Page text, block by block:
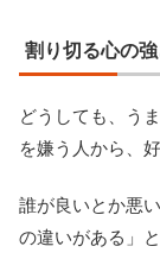
割り切る心の
どうしても、う
を嫌う人から、
誰が良いとか悪
の違いがある」と